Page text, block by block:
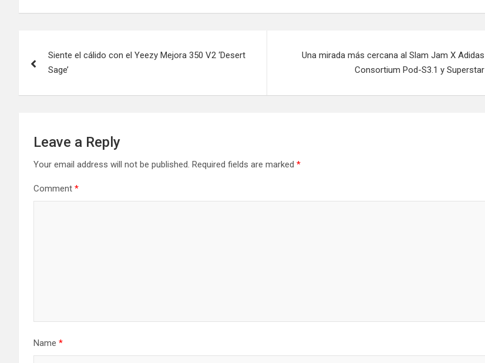
navigation
Siente el cálido con el Yeezy Mejora 350 V2 ‘Desert
Sage’
Una mirada más cercana al Slam Jam X Adidas
Consortium Pod-S3.1 y Superstar
Leave a Reply
Your email address will not be published. Required fields are marked *
Comment *
Name *